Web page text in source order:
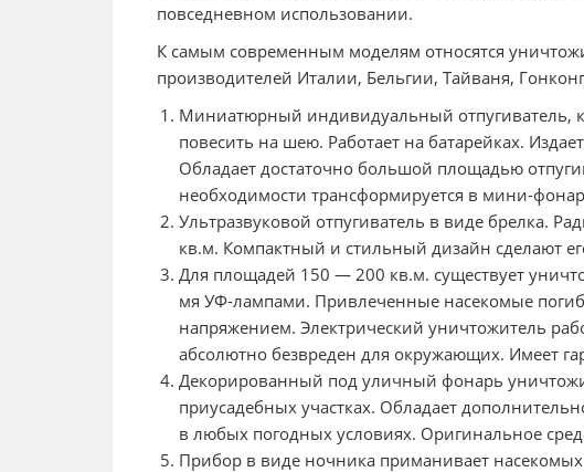
повседневном использовании.
К самым современным моделям относятся
производителей Италии, Бельгии, Тайваня,
Миниатюрный индивидуальный отпугиватель,
повесить на шею. Работает на батарейках.
Обладает достаточно большой площадью
необходимости трансформируется в мини-
Ультразвуковой отпугиватель в виде брелка.
кв.м. Компактный и стильный дизайн сделают
Для площадей 150 — 200 кв.м. существует
мя УФ-лампами. Привлеченные насекомые
напряжением. Электрический уничтожитель
абсолютно безвреден для окружающих. Имеет
Декорированный под уличный фонарь
приусадебных участках. Обладает
в любых погодных условиях. Оригинальное
Прибор в виде ночника приманивает